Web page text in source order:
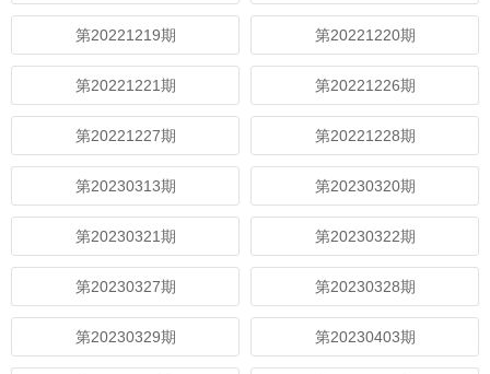
第20221219期 第20221220期
第20221221期 第20221226期
第20221227期 第20221228期
第20230313期 第20230320期
第20230321期 第20230322期
第20230327期 第20230328期
第20230329期 第20230403期